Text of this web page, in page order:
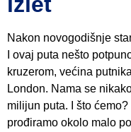
Nakon novogodišnje
I ovaj puta nešto
kruzerom, većina
London. Nama se
milijun puta. I što ćemo?
prođiramo okolo malo